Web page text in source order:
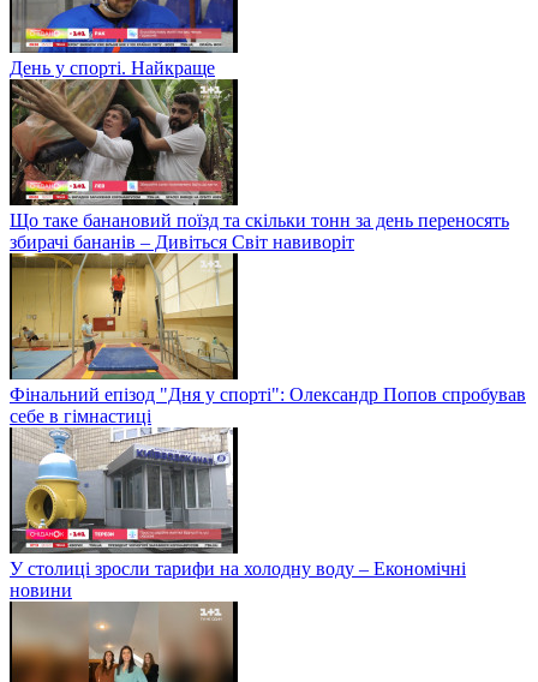
День у спорті. Найкраще
Що таке банановий поїзд та скільки тонн за день переносять
збирачі бананів – Дивіться Світ навиворіт
Фінальний епізод "Дня у спорті": Олександр Попов спробував
себе в гімнастиці
У столиці зросли тарифи на холодну воду – Економічні
новини